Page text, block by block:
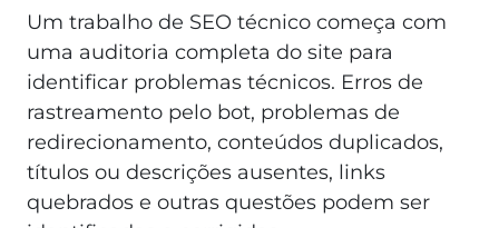
Um trabalho de SEO técnico começa com
uma auditoria completa do site para
identificar problemas técnicos. Erros de
rastreamento pelo bot, problemas de
redirecionamento, conteúdos duplicados,
títulos ou descrições ausentes, links
quebrados e outras questões podem ser